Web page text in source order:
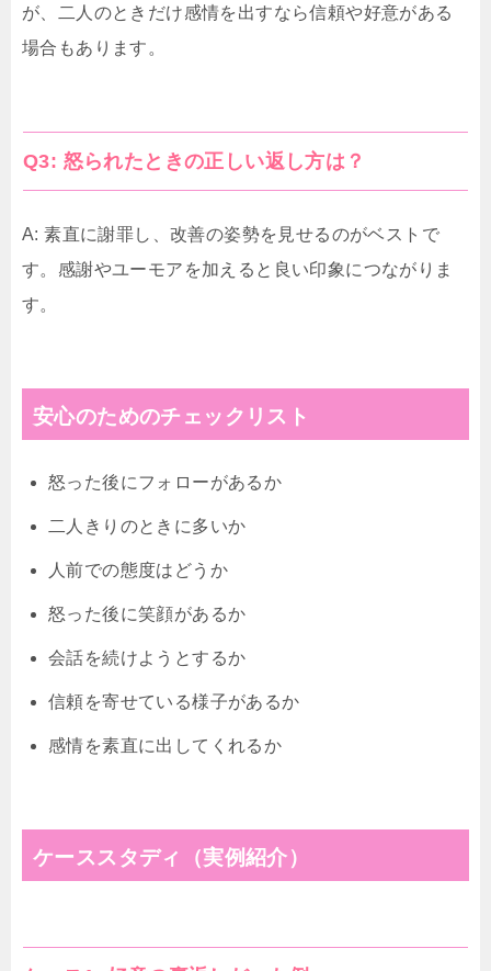
が、二人のときだけ感情を出すなら信頼や好意がある
場合もあります。
Q3: 怒られたときの正しい返し方は？
A: 素直に謝罪し、改善の姿勢を見せるのがベストで
す。感謝やユーモアを加えると良い印象につながりま
す。
安心のためのチェックリスト
怒った後にフォローがあるか
二人きりのときに多いか
人前での態度はどうか
怒った後に笑顔があるか
会話を続けようとするか
信頼を寄せている様子があるか
感情を素直に出してくれるか
ケーススタディ（実例紹介）